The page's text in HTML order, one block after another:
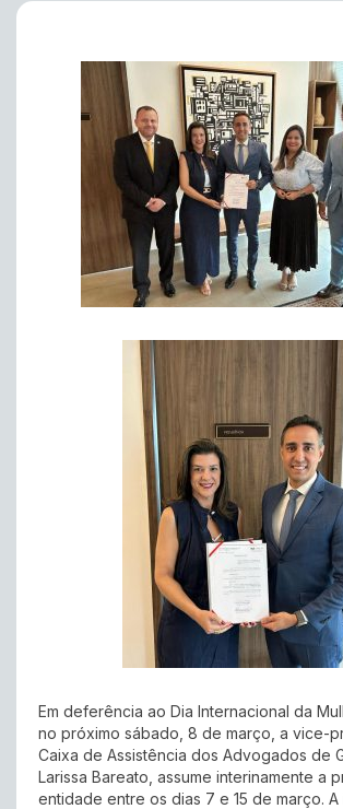
Em deferência ao Dia Internacional da
no próximo sábado, 8 de março, a vice-
Caixa de Assistência dos Advogados de
Larissa Bareato, assume interinamente a
entidade entre os dias 7 e 15 de março. A